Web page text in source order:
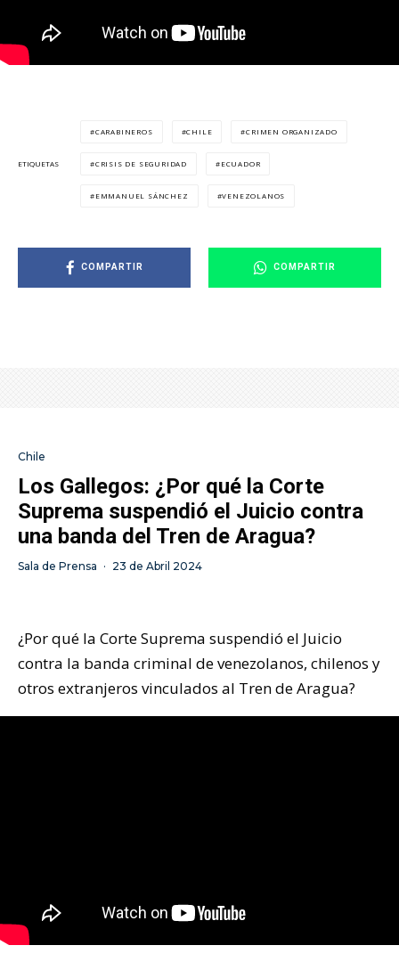
ETIQUETAS
CARABINEROS CHILE CRIMEN ORGANIZADO
CRISIS DE SEGURIDAD ECUADOR
EMMANUEL SÁNCHEZ VENEZOLANOS
COMPARTIR COMPARTIR
Chile
Los Gallegos: ¿Por qué la Corte
Suprema suspendió el Juicio contra
una banda del Tren de Aragua?
Sala de Prensa · 23 de Abril 2024
¿Por qué la Corte Suprema suspendió el Juicio
contra la banda criminal de venezolanos, chilenos y
otros extranjeros vinculados al Tren de Aragua?